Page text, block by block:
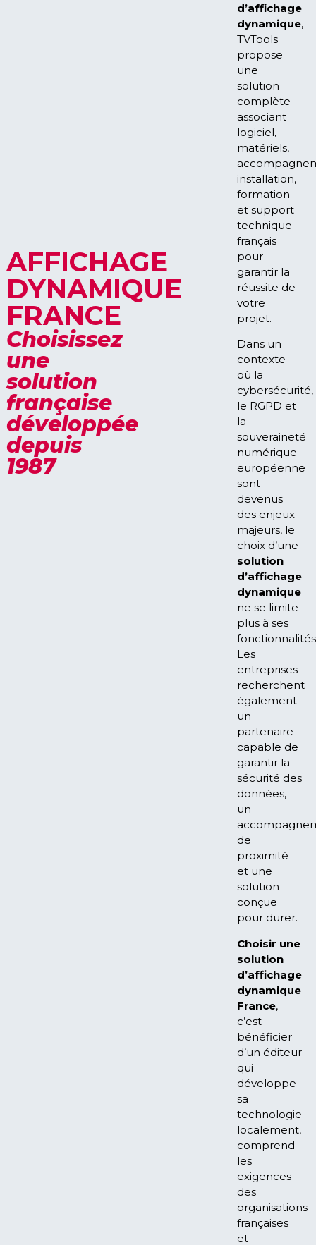
AFFICHAGE
DYNAMIQUE
FRANCE
Choisissez
une
solution
française
développée
depuis
1987
d’affichage
dynamique,
TVTools
propose
une
solution
complète
associant
logiciel,
matériels,
installation,
formation
et support
technique
français
pour
garantir la
réussite de
votre
projet.
Dans un
contexte
où la
cybersécurité,
le RGPD et
la
souveraineté
numérique
européenne
sont
devenus
des enjeux
majeurs, le
choix d’une
solution
d’affichage
dynamique
ne se limite
plus à ses
Les
entreprises
recherchent
également
un
partenaire
capable de
garantir la
sécurité des
données,
un
de
proximité
et une
solution
conçue
pour durer.
Choisir une
solution
d’affichage
dynamique
France,
c’est
bénéficier
d’un éditeur
qui
développe
sa
technologie
localement,
comprend
les
exigences
des
organisations
françaises
et